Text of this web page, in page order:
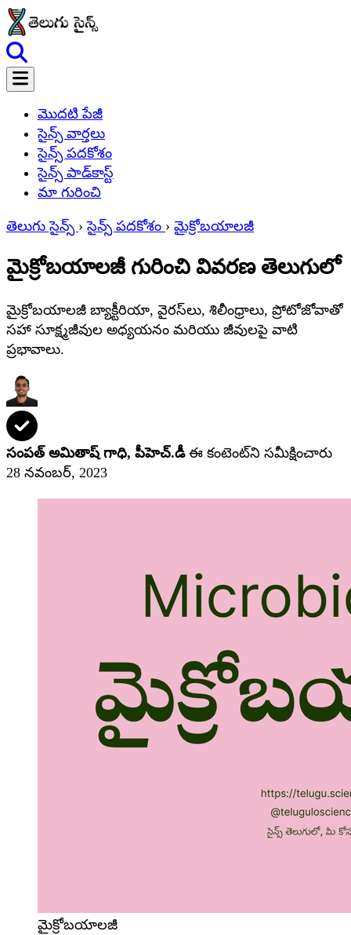
మొదటి పేజీ
సైన్స్ వార్తలు
సైన్స్ పదకోశం
సైన్స్ పాడ్‌కాస్ట్
మా గురించి
తెలుగు సైన్స్ › సైన్స్ పదకోశం › మైక్రోబయాలజీ
మైక్రోబయాలజీ గురించి వివరణ తెలుగులో
మైక్రోబయాలజీ బ్యాక్టీరియా, వైరస్‌లు, శిలీంధ్రాలు, ప్రోటోజోవాతో
సహా సూక్ష్మజీవుల అధ్యయనం మరియు జీవులపై వాటి
ప్రభావాలు.
సంపత్ అమితాష్ గాధి, పీహెచ్‌.డీఈ కంటెంట్‌ని సమీక్షించారు
28 నవంబర్, 2023
మైక్రోబయాలజీ